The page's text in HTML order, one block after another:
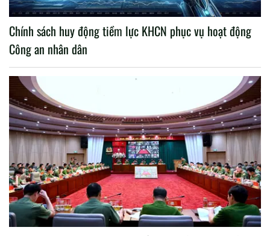
Chính sách huy động tiềm lực KHCN phục vụ hoạt động
Công an nhân dân